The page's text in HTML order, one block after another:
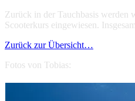
Zurück in der Tauchbasis werden
Scooterkurs eingewiesen.
Zurück zur Übersicht…
Fotos von Tobias: